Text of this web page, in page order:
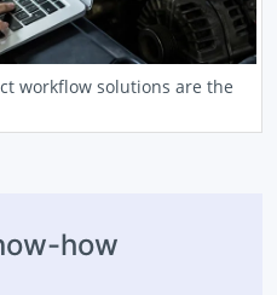
workflow solutions are the
how